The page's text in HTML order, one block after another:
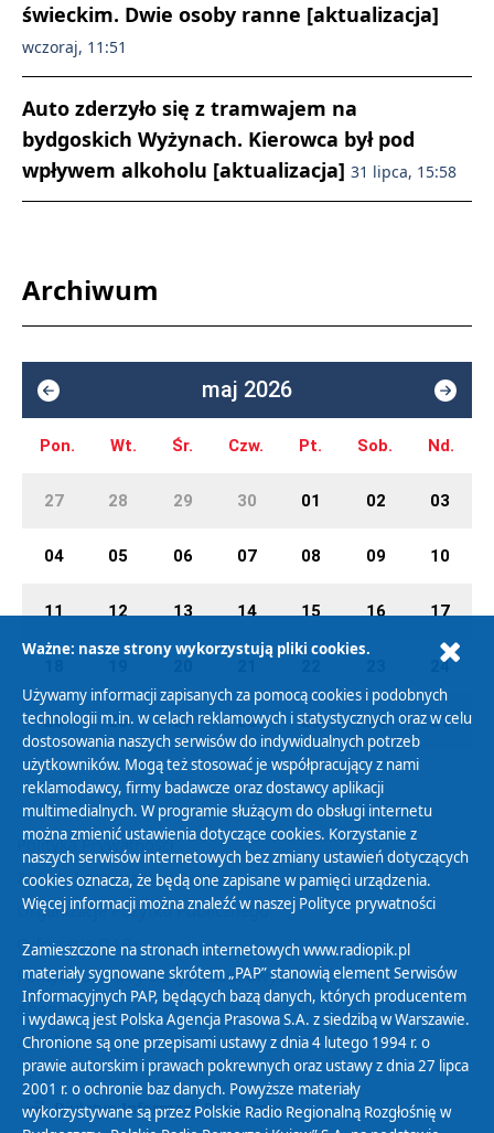
świeckim. Dwie osoby ranne [aktualizacja]
wczoraj, 11:51
Auto zderzyło się z tramwajem na
bydgoskich Wyżynach. Kierowca był pod
wpływem alkoholu [aktualizacja] 31 lipca, 15:58
Archiwum
maj 2026
Pon. Wt. Śr. Czw. Pt. Sob. Nd.
27 28 29 30 01 02 03
04 05 06 07 08 09 10
11 12 13 14 15 16 17
24
25 26 27 28 29 30 31
Polityka Prywatności
Zasady korzystania z Serwisu
Organizacje Pożytku Publicznego
Cyfryzacja DAB+
Polityka ochrony danych osobowych
Abonament
Zamówienia publiczne
Biuletyn Informacji Publicznej
Ważne: nasze strony wykorzystują pliki cookies.
Używamy informacji zapisanych za pomocą cookies i podobnych
technologii m.in. w celach reklamowych i statystycznych oraz w celu
dostosowania naszych serwisów do indywidualnych potrzeb
użytkowników. Mogą też stosować je współpracujący z nami
reklamodawcy, firmy badawcze oraz dostawcy aplikacji
multimedialnych. W programie służącym do obsługi internetu
można zmienić ustawienia dotyczące cookies. Korzystanie z
naszych serwisów internetowych bez zmiany ustawień dotyczących
cookies oznacza, że będą one zapisane w pamięci urządzenia.
Więcej informacji można znaleźć w naszej Polityce prywatności
Zamieszczone na stronach internetowych www.radiopik.pl
materiały sygnowane skrótem „PAP” stanowią element Serwisów
Informacyjnych PAP, będących bazą danych, których producentem
i wydawcą jest Polska Agencja Prasowa S.A. z siedzibą w Warszawie.
Chronione są one przepisami ustawy z dnia 4 lutego 1994 r. o
prawie autorskim i prawach pokrewnych oraz ustawy z dnia 27 lipca
2001 r. o ochronie baz danych. Powyższe materiały
wykorzystywane są przez Polskie Radio Regionalną Rozgłośnię w